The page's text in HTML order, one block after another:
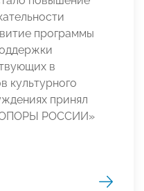
программы
в
культурного
принял
РОССИИ»